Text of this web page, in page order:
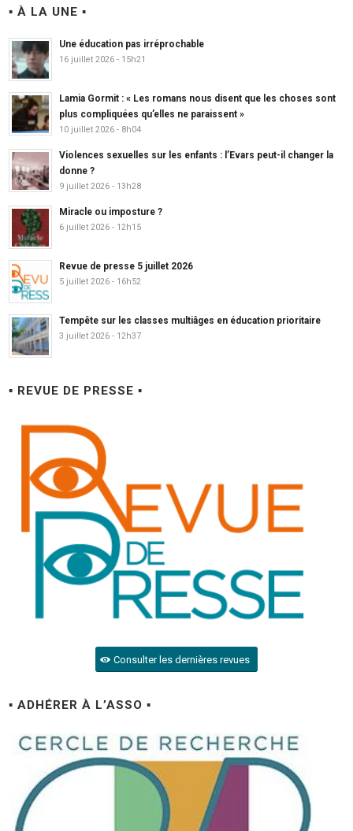
▪ À LA UNE ▪
Une éducation pas irréprochable
16 juillet 2026 - 15h21
Lamia Gormit : « Les romans nous disent que les choses sont
plus compliquées qu’elles ne paraissent »
10 juillet 2026 - 8h04
Violences sexuelles sur les enfants : l’Evars peut-il changer la
donne ?
9 juillet 2026 - 13h28
Miracle ou imposture ?
6 juillet 2026 - 12h15
Revue de presse 5 juillet 2026
5 juillet 2026 - 16h52
Tempête sur les classes multiâges en éducation prioritaire
3 juillet 2026 - 12h37
▪ REVUE DE PRESSE ▪
Consulter les dernières revues
▪ ADHÉRER À L’ASSO ▪